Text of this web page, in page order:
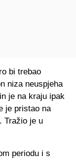
bi trebao
niza neuspjeha
je na kraju ipak
je pristao na
Tražio je u
periodu i s